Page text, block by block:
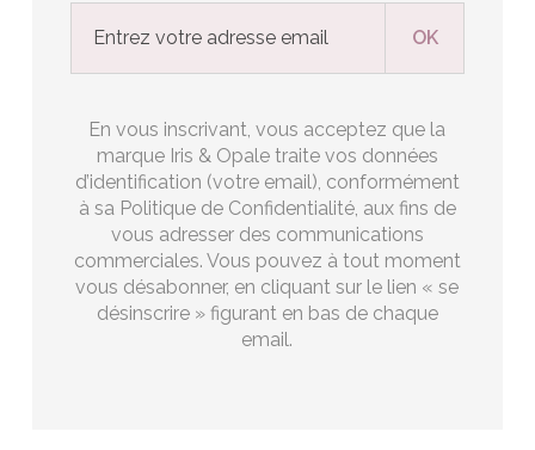
En vous inscrivant, vous acceptez que la
marque Iris & Opale traite vos données
d’identification (votre email), conformément
à sa Politique de Confidentialité, aux fins de
vous adresser des communications
commerciales. Vous pouvez à tout moment
vous désabonner, en cliquant sur le lien « se
désinscrire » figurant en bas de chaque
email.